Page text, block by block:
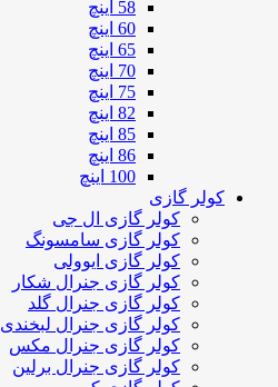
58 اینچ
60 اینچ
65 اینچ
70 اینچ
75 اینچ
82 اینچ
85 اینچ
86 اینچ
100 اینچ
کولر گازی
کولر گازی ال جی
کولر گازی سامسونگ
کولر گازی ایوولی
کولر گازی جنرال شکار
کولر گازی جنرال گلد
کولر گازی جنرال لبخندی
کولر گازی جنرال مکس
کولر گازی جنرال برلین